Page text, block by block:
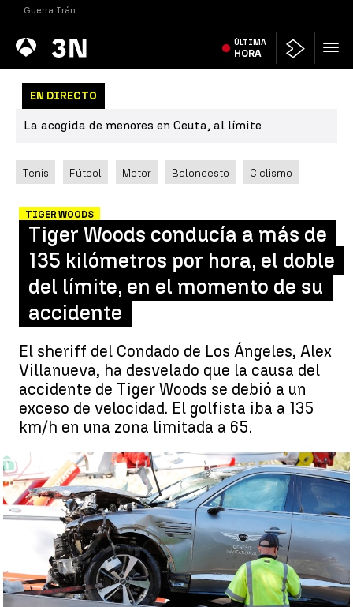
Guerra Irán
Antena
3 Noticias ÚLTIMA
HORA
EN DIRECTO
La acogida de menores en Ceuta, al límite
Tenis Fútbol Motor Baloncesto Ciclismo
TIGER WOODS
Tiger Woods conducía a más de
135 kilómetros por hora, el doble
del límite, en el momento de su
accidente
El sheriff del Condado de Los Ángeles, Alex
Villanueva, ha desvelado que la causa del
accidente de Tiger Woods se debió a un
exceso de velocidad. El golfista iba a 135
km/h en una zona limitada a 65.
Tiger Woods conducía a más de 135 kilómetros por hora, el doble
del límite, en el momento de su accidente |Efe
Guillermo F. Lascoiti
Publicado:07 de abril de 2021, 19:32